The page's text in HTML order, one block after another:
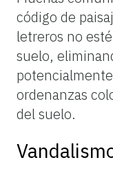
código de
letreros no
suelo,
ordenanzas
del suelo.